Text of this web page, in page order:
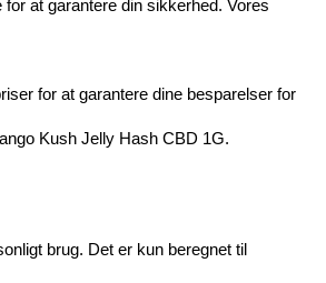
for at garantere din sikkerhed. Vores
for at garantere dine besparelser for
Kush Jelly Hash CBD 1G.
brug. Det er kun beregnet til